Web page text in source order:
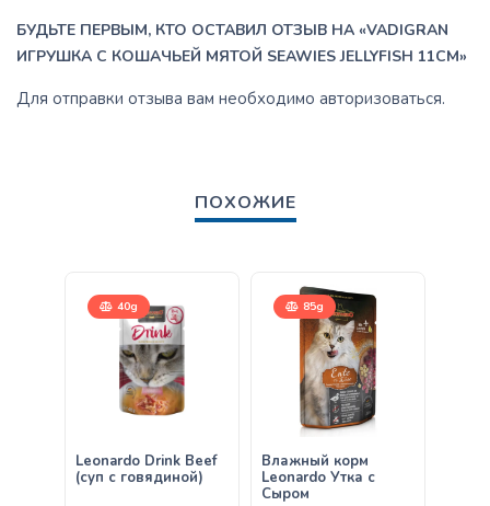
БУДЬТЕ ПЕРВЫМ, КТО ОСТАВИЛ ОТЗЫВ НА «VADIGRAN
ИГРУШКА С КОШАЧЬЕЙ МЯТОЙ SEAWIES JELLYFISH 11CM»
Для отправки отзыва вам необходимо авторизоваться.
ПОХОЖИЕ
40g
Leonardo Drink Beef
(суп с говядиной)
85g
Влажный корм
Leonardo Утка с
Сыром